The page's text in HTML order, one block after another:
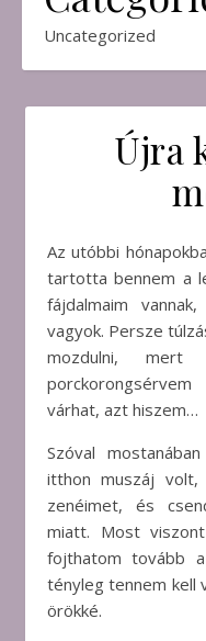
Uncategorized
Újra
Az utóbbi hónapokban már csak a zene volt az, ami
tartotta bennem a
fájdalmaim
vagyok. Persze
mozdulni,
várhat, azt hiszem…
Szóval
itthon muszáj volt,
zenéimet, és
miatt. Most
fojthatom tovább
tényleg tennem kell
örökké.